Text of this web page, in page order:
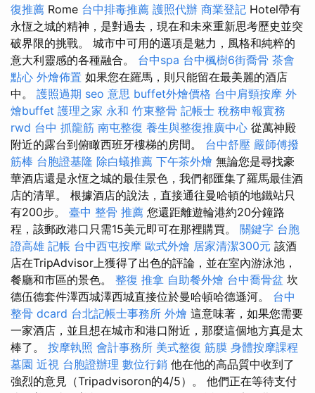
復推薦 Rome 台中排毒推薦 護照代辦 商業登記 Hotel帶有
永恆之城的精神，是對過去，現在和未來重新思考歷史並突
破界限的挑戰。 城市中可用的選項是魅力，風格和純粹的
意大利靈感的各種融合。 台中spa 台中楓樹6街喬骨 茶會
點心 外燴佈置 如果您在羅馬，則只能留在最美麗的酒店
中。 護照過期 seo 意思 buffet外燴價格 台中肩頸按摩 外
燴buffet 護理之家 永和 竹東整骨 記帳士 稅務申報實務
rwd 台中 抓龍筋 南屯整復 養生與整復推廣中心 從萬神殿
附近的露台到俯瞰西班牙樓梯的房間。 台中舒壓 嚴師傅撥
筋棒 台胞證基隆 除白蟻推薦 下午茶外燴 無論您是尋找豪
華酒店還是永恆之城的最佳景色，我們都匯集了羅馬最佳酒
店的清單。 根據酒店的說法，直接通往曼哈頓的地鐵站只
有200步。 臺中 整骨 推薦 您還距離遊輪港約20分鐘路
程，該郵政港口只需15美元即可在那裡購買。 關鍵字 台胞
證高雄 記帳 台中西屯按摩 歐式外燴 居家清潔300元 該酒
店在TripAdvisor上獲得了出色的評論，並在室內游泳池，
餐廳和市區的景色。 整復 推拿 自助餐外燴 台中喬骨盆 坎
德伍德套件澤西城澤西城直接位於曼哈頓哈德遜河。 台中
整骨 dcard 台北記帳士事務所 外燴 這意味著，如果您需要
一家酒店，並且想在城市和港口附近，那麼這個地方真是太
棒了。 按摩執照 會計事務所 美式整復 筋膜 身體按摩課程
墓園 近視 台胞證辦理 數位行銷 他在他的高品質中收到了
強烈的意見（Tripadvisoron的4/5）。 他們正在等待支付